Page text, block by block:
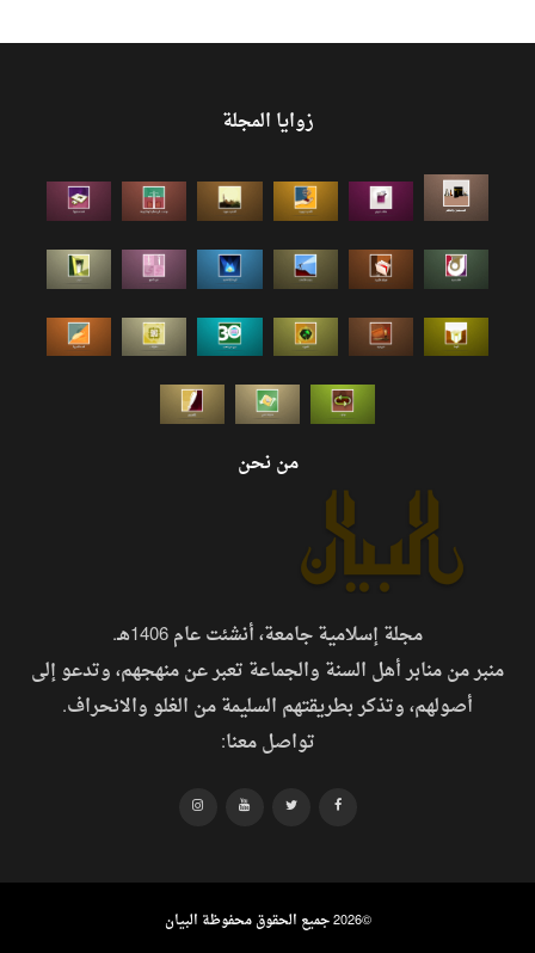
زوايا المجلة
من نحن
مجلة إسلامية جامعة، أنشئت عام 1406هـ.
منبر من منابر أهل السنة والجماعة تعبر عن منهجهم، وتدعو إلى
أصولهم، وتذكر بطريقتهم السليمة من الغلو والانحراف.
تواصل معنا:
©2026 جميع الحقوق محفوظة البيان